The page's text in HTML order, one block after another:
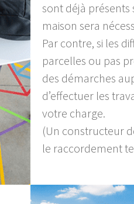
sont déjà
maison sera
Par contre, si les
parcelles ou pas
des démarches
d’effectuer les
votre charge.
(Un constructeur
le raccordement